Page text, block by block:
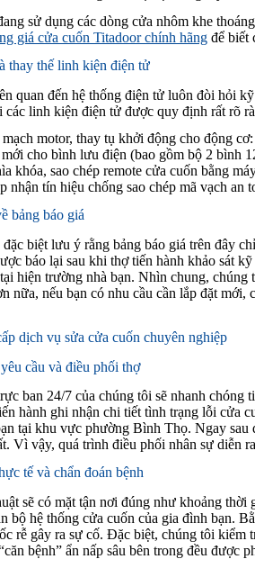
sử dụng các dòng cửa nhôm khe
giá cửa cuốn Titadoor chính hãng để biết
thay thế linh kiện điện tử
quan đến hệ thống điện tử luôn đòi hỏi
các linh kiện điện tử được quy định rất rõ
mạch motor, thay tụ khởi động cho động
cho bình lưu điện (bao gồm bộ 2 bình
khóa, sao chép remote cửa cuốn bằng
nhận tín hiệu chống sao chép mã vạch an
bảng báo giá
biệt lưu ý rằng bảng báo giá trên đây
báo lại sau khi thợ tiến hành khảo sát
hiện trường nhà bạn. Nhìn chung,
nữa, nếu bạn có nhu cầu cần lắp đặt mới,
dịch vụ sửa cửa cuốn chuyên nghiệp
cầu và điều phối thợ
ban 24/7 của chúng tôi sẽ nhanh chóng
hành ghi nhận chi tiết tình trạng lỗi cửa
tại khu vực phường Bình Thọ. Ngay
Vì vậy, quá trình điều phối nhân sự diễn
tế và chẩn đoán bệnh
sẽ có mặt tận nơi đúng như khoảng
bộ hệ thống cửa cuốn của gia đình bạn.
rễ gây ra sự cố. Đặc biệt, chúng tôi
bệnh” ẩn nấp sâu bên trong đều được